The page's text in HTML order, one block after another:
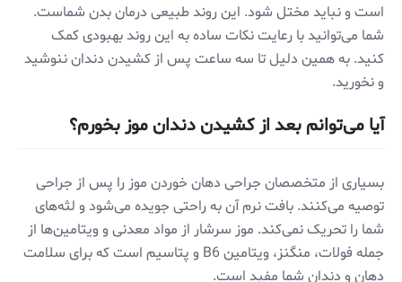
است و نباید مختل شود. این روند طبیعی درمان بدن شماست.
شما می‌توانید با رعایت نکات ساده به این روند بهبودی کمک
کنید. به همین دلیل تا سه ساعت پس از کشیدن دندان ننوشید
و نخورید.
آیا می‌توانم بعد از کشیدن دندان موز بخورم؟
بسیاری از متخصصان جراحی دهان خوردن موز را پس از جراحی
توصیه می‌کنند. بافت نرم آن به راحتی جویده می‌شود و لثه‌های
شما را تحریک نمی‌کند. موز سرشار از مواد معدنی و ویتامین‌ها از
جمله فولات، منگنز، ویتامین B6 و پتاسیم است که برای سلامت
دهان و دندان شما مفید است.